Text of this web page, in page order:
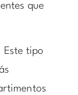
que
Este tipo